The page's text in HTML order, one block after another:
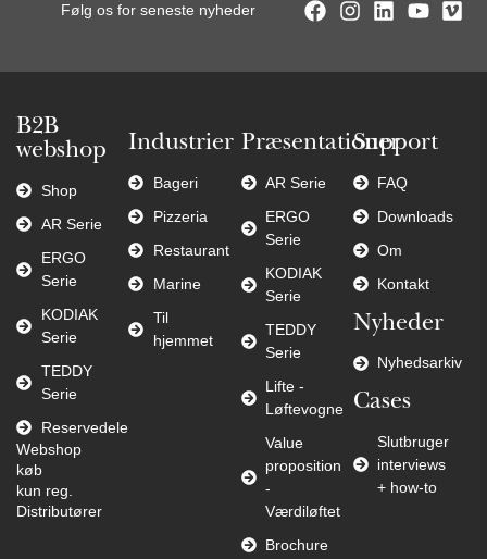
Følg os for seneste nyheder
B2B
webshop
Shop
AR Serie
ERGO
Serie
KODIAK
Serie
TEDDY
Serie
Reservedele
Webshop
køb
kun reg.
Distributører
Industrier
Bageri
Pizzeria
Restaurant
Marine
Til
hjemmet
Præsentationer
AR Serie
ERGO
Serie
KODIAK
Serie
TEDDY
Serie
Lifte -
Løftevogne
Value
proposition
-
Værdiløftet
Brochure
Support
FAQ
Downloads
Om
Kontakt
Nyheder
Nyhedsarkiv
Cases
Slutbruger
interviews
+ how-to